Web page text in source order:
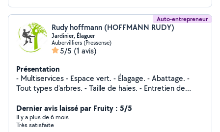
Auto-entrepreneur
Rudy hoffmann (HOFFMANN RUDY)
Jardinier, Élaguer
Aubervilliers (Pressense)
5/5 (1 avis)
Présentation
- Multiservices - Espace vert. - Élagage. - Abattage. -
Tout types d'arbres. - Taille de haies. - Entretien de
- Dèmoussages toiture. - Façade murete Dallages -
terrasses.remise en peinture
Dernier avis laissé par Fruity : 5/5
Il y a plus de 6 mois
Très satisfaite